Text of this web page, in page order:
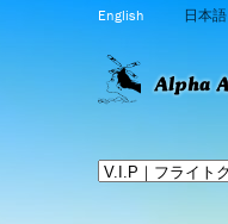
English 日本語